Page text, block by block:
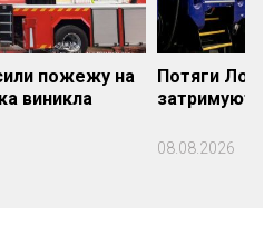
пожежу на
виникла
Потяги
08.08.2026